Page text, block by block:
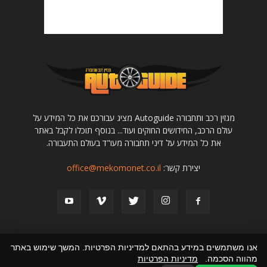
מגזין רכב ותחבורה Autoguide מציג עבורכם את כל המידע על
עולם הרכב, החידושים החוקים ועוד... בנוסף תוכלו לקבל באתר
את כל המידע על דיני תחבורה מעו"ד בעולם התעבורה.
יצירת קשר: office@mekomonet.co.il
מחפשים כותבים תמיכה פרסמו אצלנו
אנו משתמשים במידע בהתאם למדיניות הפרטיות. המשך שימוש באתר
מהווה הסכמה. מדיניות הפרטיות